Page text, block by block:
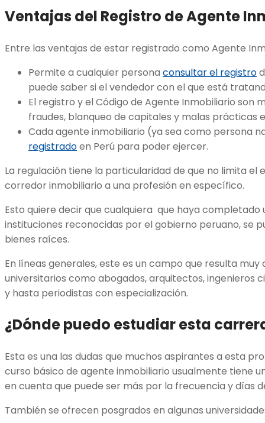
Ventajas del Registro de Agente
Entre las ventajas de estar registrado como Agente
Permite a cualquier persona consultar el registro
puede saber si el vendedor con el que está
El registro y el Código de Agente Inmobiliario son
fraudes, blanqueo de capitales y malas
Cada agente inmobiliario (ya sea como persona
registradoen Perú para poder ejercer.
La regulación tiene la particularidad de que no limita el
corredor inmobiliario a una profesión en específico.
Esto quiere decir que cualquiera que haya completado
instituciones reconocidas por el gobierno peruano, se
bienes raíces.
En líneas generales, este es un campo que resulta
universitarios como abogados, arquitectos, ingenieros
y hasta periodistas con especialización.
¿Dónde puedo estudiar esta
Esta es una las dudas que muchos aspirantes a esta
curso básico de agente inmobiliario usualmente tiene
en cuenta que puede ser más por la frecuencia y días
También se ofrecen posgrados en algunas